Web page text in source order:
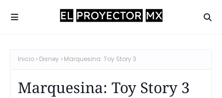
Inicio Disney Marquesina: Toy Story 3
Marquesina: Toy Story 3